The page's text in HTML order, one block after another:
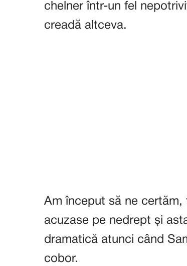
chelner într-un fel
creadă altceva.
Am început să ne
acuzase pe nedrept și
dramatică atunci când
cobor.